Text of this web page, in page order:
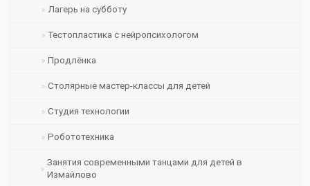
Лагерь на субботу
Тестопластика с нейропсихологом
Продлёнка
Столярные мастер-классы для детей
Студия технологии
Робототехника
Занятия современными танцами для детей в
Измайлово